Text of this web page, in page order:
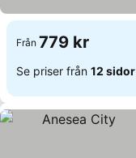
Från 779 kr
Se priser från 12 sidor